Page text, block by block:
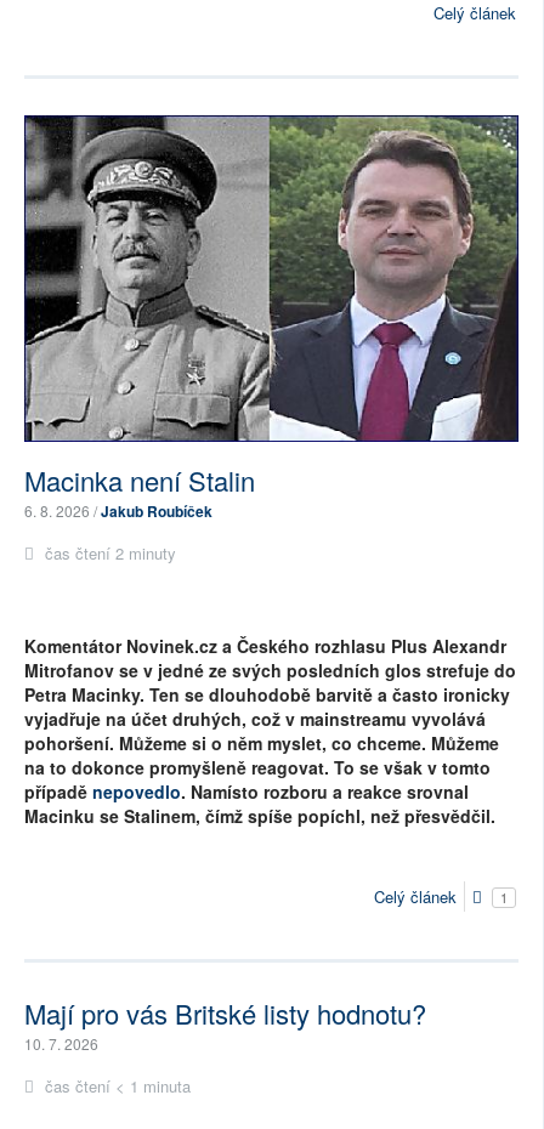
Celý článek
Macinka není Stalin
6. 8. 2026 /Jakub Roubíček
čas čtení 2 minuty
Komentátor Novinek.cz a Českého rozhlasu Plus Alexandr
Mitrofanov se v jedné ze svých posledních glos strefuje do
Petra Macinky. Ten se dlouhodobě barvitě a často ironicky
vyjadřuje na účet druhých, což v mainstreamu vyvolává
pohoršení. Můžeme si o něm myslet, co chceme. Můžeme
na to dokonce promyšleně reagovat. To se však v tomto
případě nepovedlo. Namísto rozboru a reakce srovnal
Macinku se Stalinem, čímž spíše popíchl, než přesvědčil.
Celý článek 1
Mají pro vás Britské listy hodnotu?
10. 7. 2026
čas čtení < 1 minuta